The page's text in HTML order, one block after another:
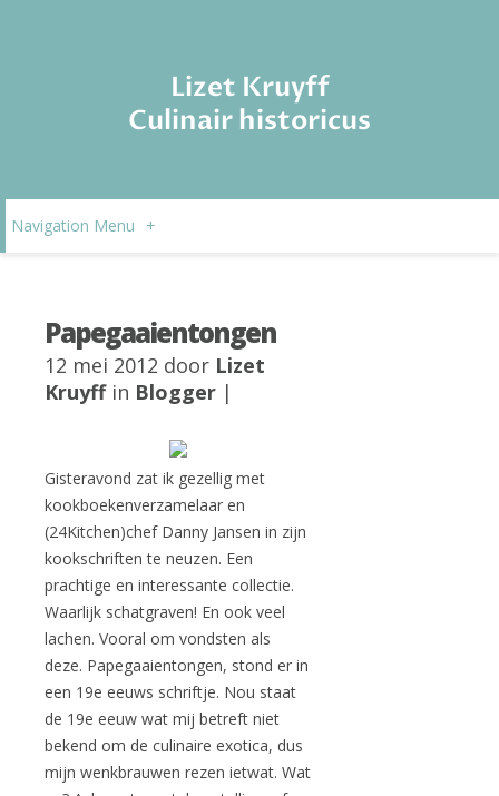
Lizet Kruyff
Culinair historicus
Navigation Menu +
Papegaaientongen
12 mei 2012 door Lizet
Kruyffin Blogger |
Gisteravond zat ik gezellig met
kookboekenverzamelaar en
(24Kitchen)chef Danny Jansen in zijn
kookschriften te neuzen. Een
prachtige en interessante collectie.
Waarlijk schatgraven! En ook veel
lachen. Vooral om vondsten als
deze. Papegaaientongen, stond er in
een 19e eeuws schriftje. Nou staat
de 19e eeuw wat mij betreft niet
bekend om de culinaire exotica, dus
mijn wenkbrauwen rezen ietwat. Wat